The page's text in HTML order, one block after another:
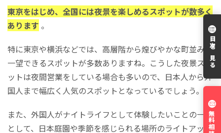
目次を見る
東京をはじめ、全国には夜景を楽しめるスポットが数多く
あります 。
特に東京や横浜などでは、高層階から煌びやかな町並みを
一望できるスポットが多数ありますね。こうした夜景スポ
ットは夜間営業をしている場合も多いので、日本人から外
国人まで幅広く人気のスポットとなっているでしょう。
また、外国人がナイトライフとして体験したいことの一つ
として、日本庭園や季節を感じられる場所のライトアップ無料相談